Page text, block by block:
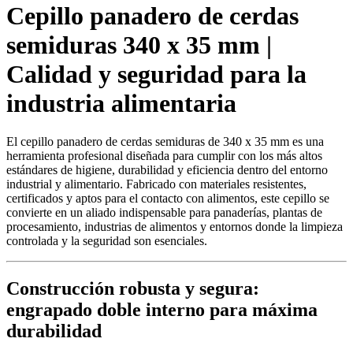
Cepillo panadero de cerdas
semiduras 340 x 35 mm |
Calidad y seguridad para la
industria alimentaria
El cepillo panadero de cerdas semiduras de 340 x 35 mm es una
herramienta profesional diseñada para cumplir con los más altos
estándares de higiene, durabilidad y eficiencia dentro del entorno
industrial y alimentario. Fabricado con materiales resistentes,
certificados y aptos para el contacto con alimentos, este cepillo se
convierte en un aliado indispensable para panaderías, plantas de
procesamiento, industrias de alimentos y entornos donde la limpieza
controlada y la seguridad son esenciales.
Construcción robusta y segura:
engrapado doble interno para máxima
durabilidad